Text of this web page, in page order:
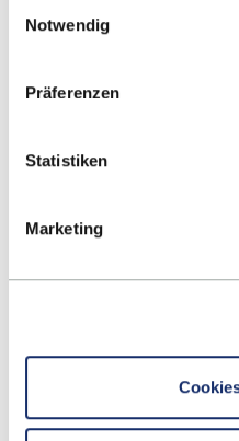
Alles zum Thema Cookies
Datenverarbeitung
Notwendig
Präferenzen
Statistiken
Marketing